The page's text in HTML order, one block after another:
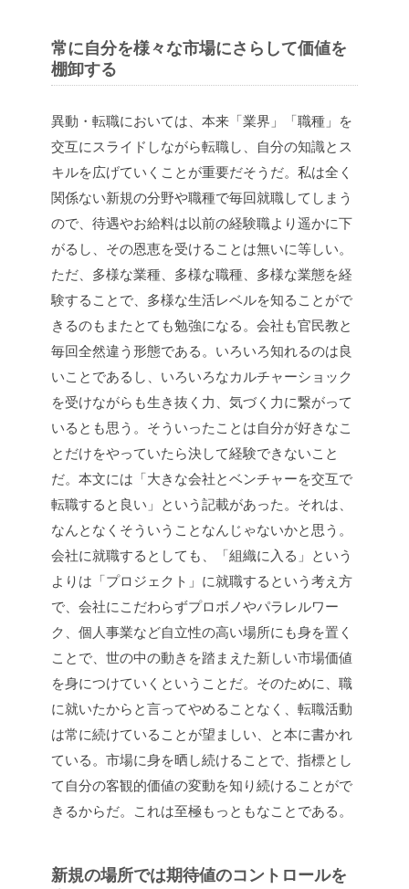
常に自分を様々な市場にさらして価値を
棚卸する
異動・転職においては、本来「業界」「職種」を
交互にスライドしながら転職し、自分の知識とス
キルを広げていくことが重要だそうだ。私は全く
関係ない新規の分野や職種で毎回就職してしまう
ので、待遇やお給料は以前の経験職より遥かに下
がるし、その恩恵を受けることは無いに等しい。
ただ、多様な業種、多様な職種、多様な業態を経
験することで、多様な生活レベルを知ることがで
きるのもまたとても勉強になる。会社も官民教と
毎回全然違う形態である。いろいろ知れるのは良
いことであるし、いろいろなカルチャーショック
を受けながらも生き抜く力、気づく力に繋がって
いるとも思う。そういったことは自分が好きなこ
とだけをやっていたら決して経験できないこと
だ。本文には「大きな会社とベンチャーを交互で
転職すると良い」という記載があった。それは、
なんとなくそういうことなんじゃないかと思う。
会社に就職するとしても、「組織に入る」という
よりは「プロジェクト」に就職するという考え方
で、会社にこだわらずプロボノやパラレルワー
ク、個人事業など自立性の高い場所にも身を置く
ことで、世の中の動きを踏まえた新しい市場価値
を身につけていくということだ。そのために、職
に就いたからと言ってやめることなく、転職活動
は常に続けていることが望ましい、と本に書かれ
ている。市場に身を晒し続けることで、指標とし
て自分の客観的価値の変動を知り続けることがで
きるからだ。これは至極もっともなことである。
新規の場所では期待値のコントロールを